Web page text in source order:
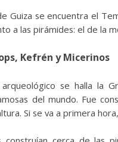
Guiza se encuentra el
a las pirámides: el de la
Kefrén y Micerinos
se halla la
del mundo. Fue
Si se va a primera